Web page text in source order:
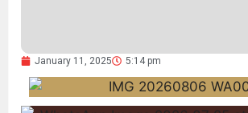
January 11, 2025 5:14 pm